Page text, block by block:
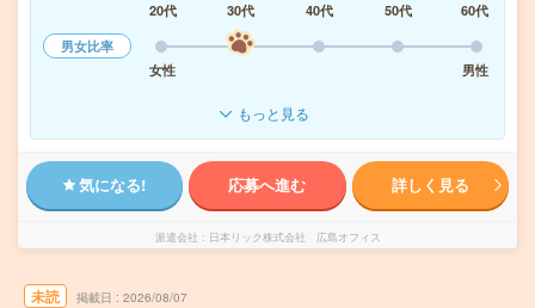
20代
30代 40代 50代
60代
男女比率
女性
男性
もっと見る
気になる! 応募へ進む 詳しく見る
派遣会社 日本リック株式会社 広島オフィス
未読 掲載日 2026/08/07